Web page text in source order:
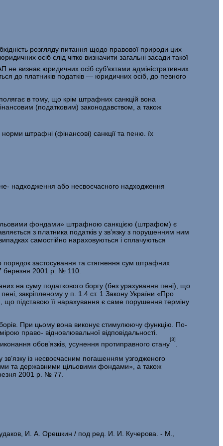
розгляду питання щодо правової природи цих
осіб слід чітко визначити загальні засади такої
не визнає юридичних осіб суб’єктами адміністративних
до платників податків — юридичних осіб, до певного
полягає в тому, що крім штрафних санкцій вона
(податковим) законодавством, а також
штрафні (фінансові) санкції та пеню. їх
надходження або несвоєчасного надходження
фондами» штрафною санкцією (штрафом) є
з платника податків у зв’язку з порушенням ним
самостійно нараховують­ся і сплачуються
порядок застосування та стягнення сум штрафних
березня 2001 р. № 110.
на суму податкового боргу (без урахування пені), що
за­кріпленому у п. 1.4 ст. 1 Закону України «Про
підставою її на­рахування є саме порушення терміну
При цьому вона виконує стимулюючу функцію. По-
право- відновлювальної відповідальності.
обов’язків, усунення проти­правного стану
[3]
із несвоєчасним погашенням узгодженого
та державни­ми цільовими фондами», а також
2001 р. № 77.
И. А. Орешкин / под ред. И. И. Кучерова. - М.,